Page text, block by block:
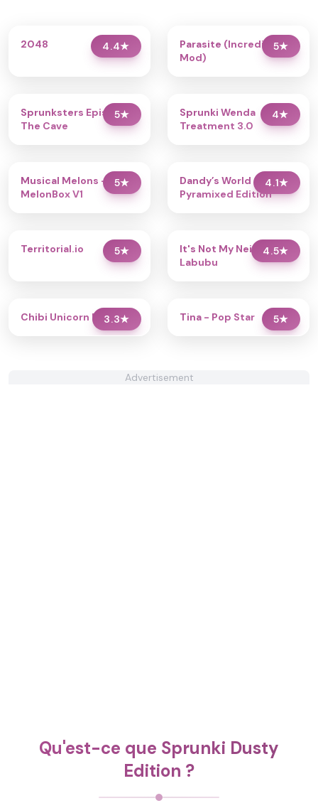
4.4★
2048 5★
Parasite (Incredibox
Mod)
5★
Sprunksters Episode 2:
The Cave
4★
Sprunki Wenda
Treatment 3.0
5★
Musical Melons –
MelonBox V1
4.1★
Dandy’s World
Pyramixed Edition
5★
Territorial.io 4.5★
It's Not My Neighbor:
Labubu
3.3★
Chibi Unicorn Dress Up 5★
Tina - Pop Star
Advertisement
Qu'est-ce que Sprunki Dusty
Edition ?